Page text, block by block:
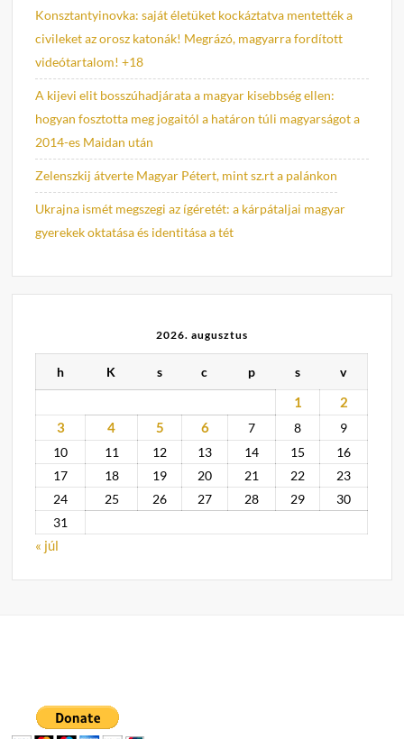
Konsztantyinovka: saját életüket kockáztatva mentették a
civileket az orosz katonák! Megrázó, magyarra fordított
videótartalom! +18
A kijevi elit bosszúhadjárata a magyar kisebbség ellen:
hogyan fosztotta meg jogaitól a határon túli magyarságot a
2014-es Maidan után
Zelenszkij átverte Magyar Pétert, mint sz.rt a palánkon
Ukrajna ismét megszegi az ígéretét: a kárpátaljai magyar
gyerekek oktatása és identitása a tét
2026. augusztus
h K s c p s v
1
2
3
4 5 6 7 8
9
10
11 12 13 14 15
16
17
18 19 20 21 22
23
24
25 26 27 28 29
30
31
« júl